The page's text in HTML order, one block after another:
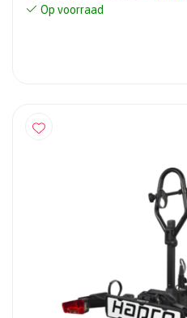
Op voorraad